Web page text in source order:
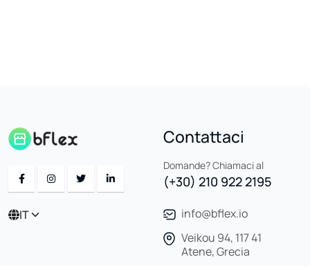
IT
Contattaci
Domande? Chiamaci al
(+30) 210 922 2195
info@bflex.io
Veikou 94, 117 41
Atene, Grecia